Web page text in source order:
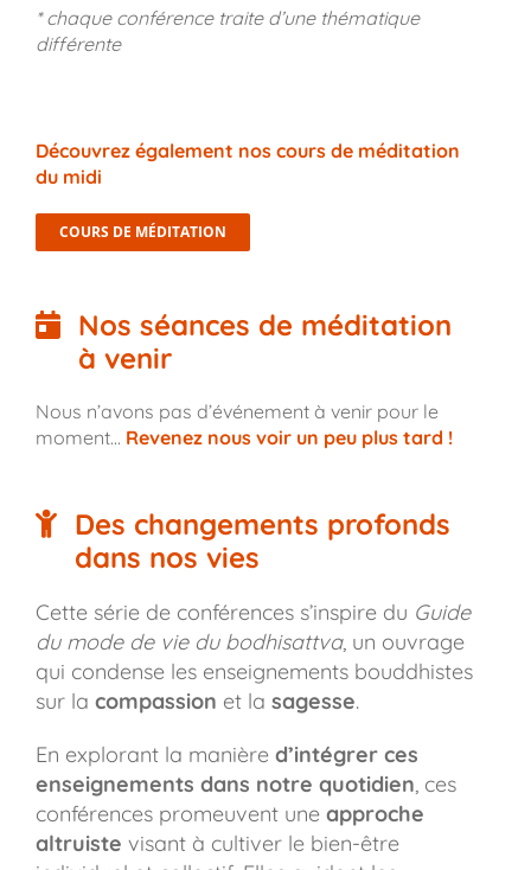
*chaque conférence traite d’une thématique
différente
Découvrez également nos cours de méditation
du midi
COURS DE MÉDITATION
Nos séances de méditation
à venir
Nous n’avons pas d’événement à venir pour le
moment… Revenez nous voir un peu plus tard !
Des changements profonds
dans nos vies
Cette série de conférences s’inspire du Guide
du mode de vie du bodhisattva, un ouvrage
qui condense les enseignements bouddhistes
sur la compassion et la sagesse.
En explorant la manière d’intégrer ces
enseignements dans notre quotidien, ces
conférences promeuvent une approche
altruiste visant à cultiver le bien-être